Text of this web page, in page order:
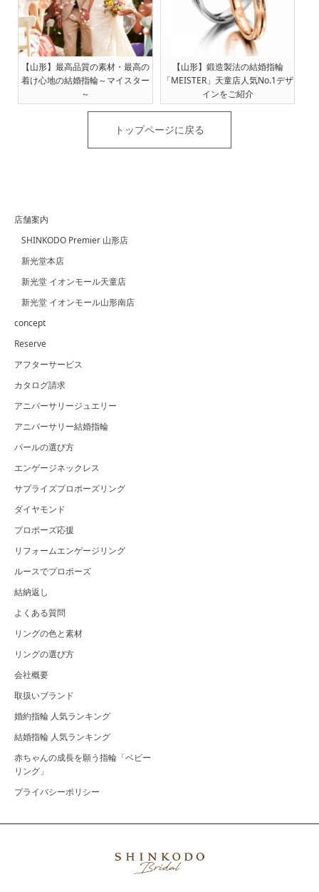
【山形】最高品質の素材・最高の
着け心地の結婚指輪～マイスター
～
【山形】鍛造製法の結婚指輪
「MEISTER」天童店人気No.1デザ
インをご紹介
トップページに戻る
店舗案内
SHINKODO Premier 山形店
新光堂本店
新光堂 イオンモール天童店
新光堂 イオンモール山形南店
concept
Reserve
アフターサービス
カタログ請求
アニバーサリージュエリー
アニバーサリー結婚指輪
パールの選び方
エンゲージネックレス
サプライズプロポーズリング
ダイヤモンド
プロポーズ応援
リフォームエンゲージリング
ルースでプロポーズ
結納返し
よくある質問
リングの色と素材
リングの選び方
会社概要
取扱いブランド
婚約指輪 人気ランキング
結婚指輪 人気ランキング
赤ちゃんの成長を願う指輪「ベビー
リング」
プライバシーポリシー